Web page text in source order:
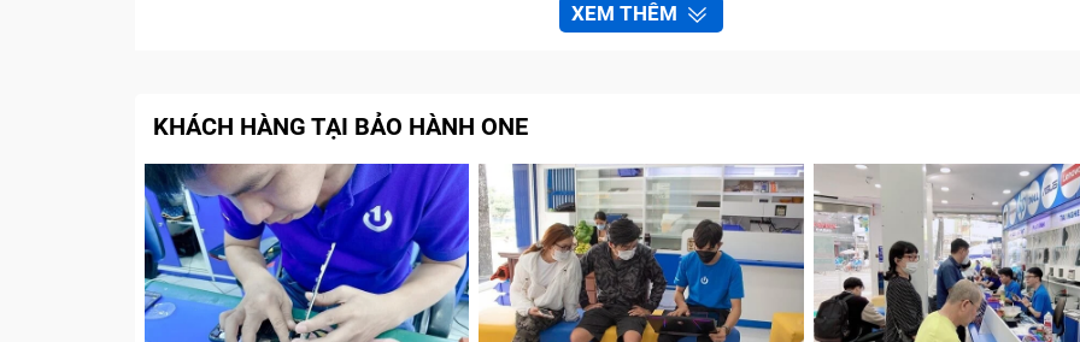
XEM THÊM
KHÁCH HÀNG TẠI BẢO HÀNH ONE